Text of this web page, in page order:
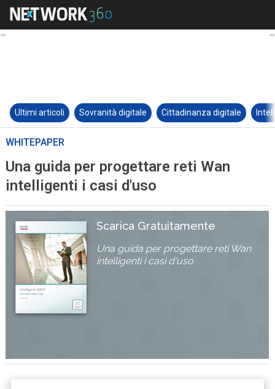
Ultimi articoli Sovranità digitale Cittadinanza digitale
WHITEPAPER
Una guida per progettare reti Wan
intelligenti i casi d'uso
Scarica Gratuitamente
Una guida per progettare reti Wan
intelligenti i casi d'uso